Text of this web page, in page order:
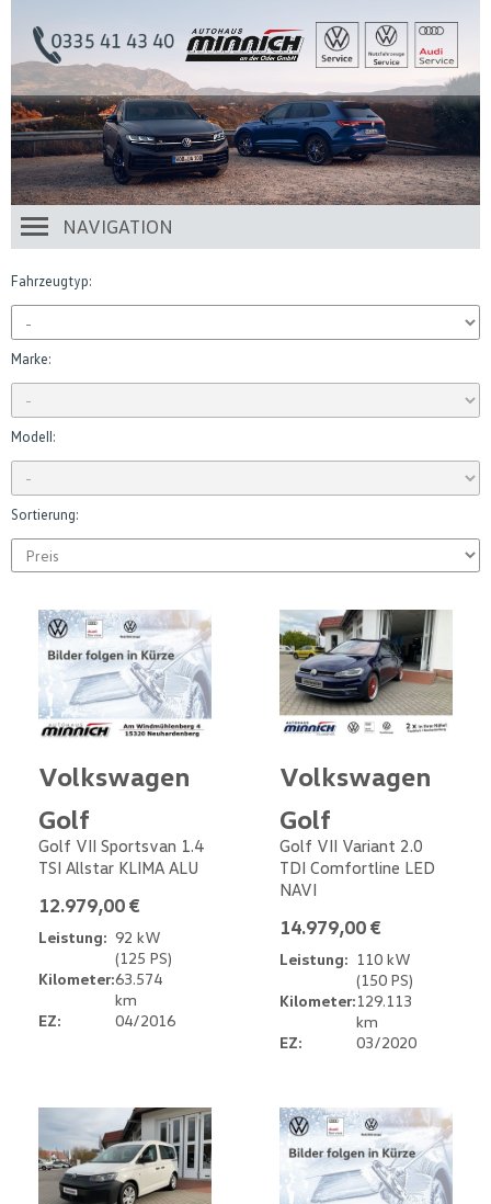
NAVIGATION
Fahrzeugtyp:
Marke:
Modell:
Sortierung:
Volkswagen
Golf
Golf VII Sportsvan 1.4
TSI Allstar KLIMA ALU
12.979,00 €
Leistung: 92 kW
(125 PS)
Kilometer:63.574
km
EZ:
04/2016
Volkswagen
Golf
Golf VII Variant 2.0
TDI Comfortline LED
NAVI
14.979,00 €
Leistung: 110 kW
(150 PS)
Kilometer:129.113
km
EZ:
03/2020